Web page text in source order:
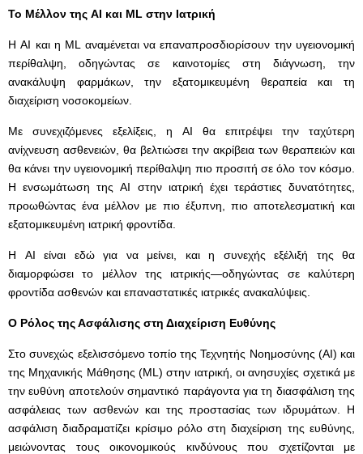
Το Μέλλον της AI και ML στην Ιατρική
Η AI και η ML αναμένεται να επαναπροσδιορίσουν την υγειονομική
περίθαλψη, οδηγώντας σε καινοτομίες στη διάγνωση, την
ανακάλυψη φαρμάκων, την εξατομικευμένη θεραπεία και τη
διαχείριση νοσοκομείων.
Με συνεχιζόμενες εξελίξεις, η AI θα επιτρέψει την ταχύτερη
ανίχνευση ασθενειών, θα βελτιώσει την ακρίβεια των θεραπειών και
θα κάνει την υγειονομική περίθαλψη πιο προσιτή σε όλο τον κόσμο.
Η ενσωμάτωση της AI στην ιατρική έχει τεράστιες δυνατότητες,
προωθώντας ένα μέλλον με πιο έξυπνη, πιο αποτελεσματική και
εξατομικευμένη ιατρική φροντίδα.
Η AI είναι εδώ για να μείνει, και η συνεχής εξέλιξή της θα
διαμορφώσει το μέλλον της ιατρικής—οδηγώντας σε καλύτερη
φροντίδα ασθενών και επαναστατικές ιατρικές ανακαλύψεις.
Ο Ρόλος της Ασφάλισης στη Διαχείριση Ευθύνης
Στο συνεχώς εξελισσόμενο τοπίο της Τεχνητής Νοημοσύνης (AI) και
της Μηχανικής Μάθησης (ML) στην ιατρική, οι ανησυχίες σχετικά με
την ευθύνη αποτελούν σημαντικό παράγοντα για τη διασφάλιση της
ασφάλειας των ασθενών και της προστασίας των ιδρυμάτων. Η
ασφάλιση διαδραματίζει κρίσιμο ρόλο στη διαχείριση της ευθύνης,
μειώνοντας τους οικονομικούς κινδύνους που σχετίζονται με